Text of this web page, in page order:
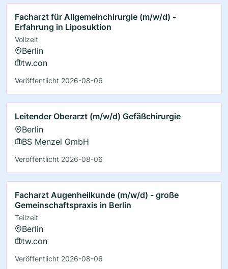
Facharzt für Allgemeinchirurgie (m/w/d) -
Erfahrung in Liposuktion
Vollzeit
Berlin
tw.con
Veröffentlicht 2026-08-06
Leitender Oberarzt (m/w/d) Gefäßchirurgie
Berlin
BS Menzel GmbH
Veröffentlicht 2026-08-06
Facharzt Augenheilkunde (m/w/d) - große
Gemeinschaftspraxis in Berlin
Teilzeit
Berlin
tw.con
Veröffentlicht 2026-08-06